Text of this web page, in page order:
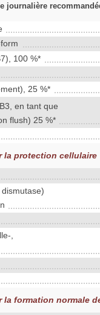
journalière
100 %*
25 %*
en tant que
flush) 25 %*
la protection cellulaire
,
la formation normale